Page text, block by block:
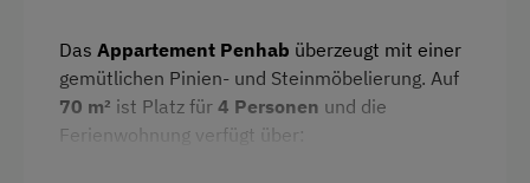
Mikrowelle mit Backfunktion
Reinigungsausstattung in der Wohnung
Das Appartement Penhab überzeugt mit einer
gemütlichen Pinien- und Steinmöbelierung. Auf
70 m² ist Platz für 4 Personen und die
Ferienwohnung verfügt über: